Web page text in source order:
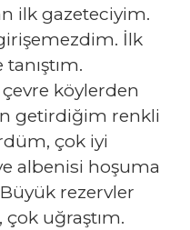
ilk gazeteciyim.
İlk
köylerden
getirdiğim renkli
çok iyi
albenisi hoşuma
rezervler
uğraştım.